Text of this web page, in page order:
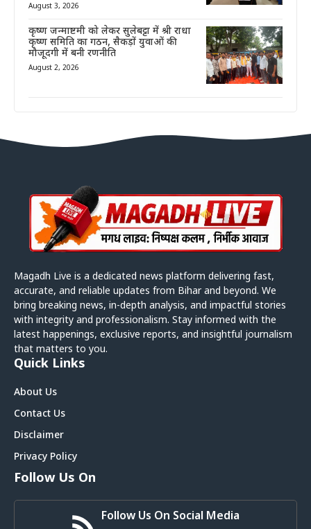
August 3, 2026
कृष्ण जन्माष्टमी को लेकर सुलेबट्टा में श्री राधा
कृष्ण समिति का गठन, सैकड़ों युवाओं की
मौजूदगी में बनी रणनीति
August 2, 2026
Magadh Live is a dedicated news platform delivering fast,
accurate, and reliable updates from Bihar and beyond. We
bring breaking news, in-depth analysis, and impactful stories
with integrity and professionalism. Stay informed with the
latest happenings, exclusive reports, and insightful journalism
that matters to you.
Quick Links
About Us
Contact Us
Disclaimer
Privacy Policy
Follow Us On
Follow Us On Social Media